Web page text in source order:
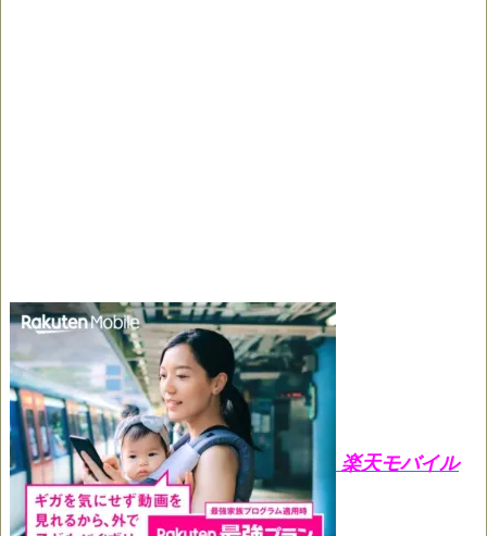
楽天モバイル